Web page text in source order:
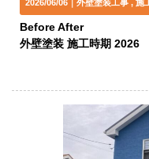
2026/06/06｜外壁塗装工事 施
Before
外壁塗装 施工時期 2026